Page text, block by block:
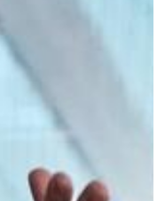
רשלנות רפואית